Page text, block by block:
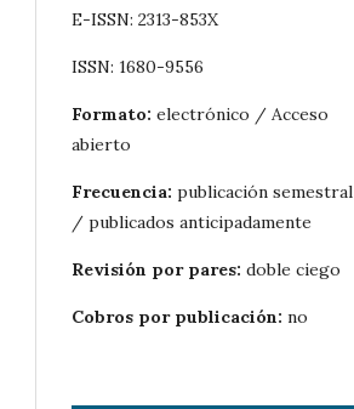
E-ISSN: 2313-853X
ISSN: 1680-9556
Formato: electrónico / Acceso
abierto
Frecuencia: publicación semestral
/ publicados anticipadamente
Revisión por pares: doble ciego
Cobros por publicación: no